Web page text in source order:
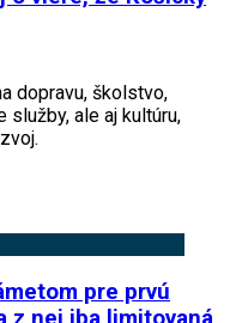
dopravu, školstvo,
služby, ale aj kultúru,
pre prvú